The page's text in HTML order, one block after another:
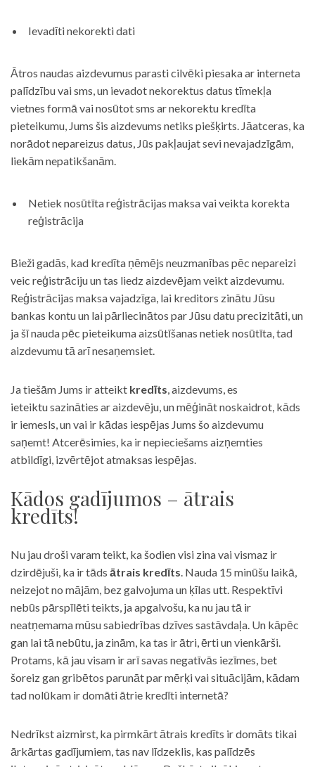
Ievadīti nekorekti dati
Ātros naudas aizdevumus parasti cilvēki piesaka ar interneta
palīdzību vai sms, un ievadot nekorektus datus tīmekļa
vietnes formā vai nosūtot sms ar nekorektu kredīta
pieteikumu, Jums šis aizdevums netiks piešķirts. Jāatceras, ka
norādot nepareizus datus, Jūs pakļaujat sevi nevajadzīgām,
liekām nepatikšanām.
Netiek nosūtīta reģistrācijas maksa vai veikta korekta
reģistrācija
Bieži gadās, kad kredīta ņēmējs neuzmanības pēc nepareizi
veic reģistrāciju un tas liedz aizdevējam veikt aizdevumu.
Reģistrācijas maksa vajadzīga, lai kreditors zinātu Jūsu
bankas kontu un lai pārliecinātos par Jūsu datu precizitāti, un
ja šī nauda pēc pieteikuma aizsūtīšanas netiek nosūtīta, tad
aizdevumu tā arī nesaņemsiet.
Ja tiešām Jums ir atteikt kredīts, aizdevums, es
ieteiktu sazināties ar aizdevēju, un mēģināt noskaidrot, kāds
ir iemesls, un vai ir kādas iespējas Jums šo aizdevumu
saņemt! Atcerēsimies, ka ir nepieciešams aizņemties
atbildīgi, izvērtējot atmaksas iespējas.
Kādos gadījumos – ātrais
kredīts!
Nu jau droši varam teikt, ka šodien visi zina vai vismaz ir
dzirdējuši, ka ir tāds ātrais kredīts. Nauda 15 minūšu laikā,
neizejot no mājām, bez galvojuma un ķīlas utt. Respektīvi
nebūs pārspīlēti teikts, ja apgalvošu, ka nu jau tā ir
neatņemama mūsu sabiedrības dzīves sastāvdaļa. Un kāpēc
gan lai tā nebūtu, ja zinām, ka tas ir ātri, ērti un vienkārši.
Protams, kā jau visam ir arī savas negatīvās iezīmes, bet
šoreiz gan gribētos parunāt par mērķi vai situācijām, kādam
tad nolūkam ir domāti ātrie kredīti internetā?
Nedrīkst aizmirst, ka pirmkārt ātrais kredīts ir domāts tikai
ārkārtas gadījumiem, tas nav līdzeklis, kas palīdzēs